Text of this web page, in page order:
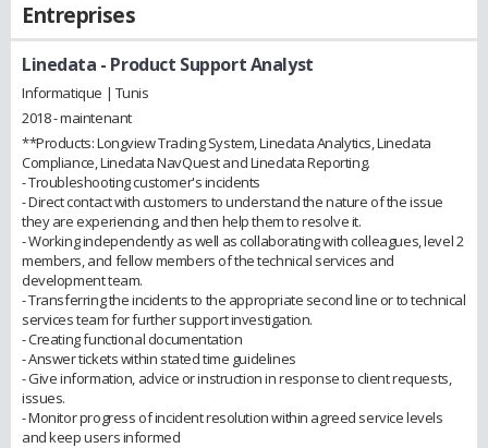
Entreprises
Linedata - Product Support Analyst
Informatique | Tunis
2018 - maintenant
**Products: Longview Trading System, Linedata Analytics, Linedata
Compliance, Linedata NavQuest and Linedata Reporting.
- Troubleshooting customer's incidents
- Direct contact with customers to understand the nature of the issue
they are experiencing, and then help them to resolve it.
- Working independently as well as collaborating with colleagues, level 2
members, and fellow members of the technical services and
development team.
- Transferring the incidents to the appropriate second line or to technical
services team for further support investigation.
- Creating functional documentation
- Answer tickets within stated time guidelines
- Give information, advice or instruction in response to client requests,
issues.
- Monitor progress of incident resolution within agreed service levels
and keep users informed